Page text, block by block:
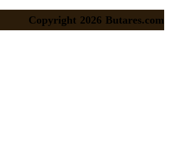
Copyright 2026